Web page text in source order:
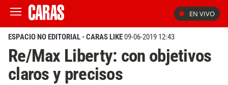
EN VIVO
ESPACIO NO EDITORIAL - CARAS LIKE09-06-2019 12:43
Re/Max Liberty: con objetivos
claros y precisos